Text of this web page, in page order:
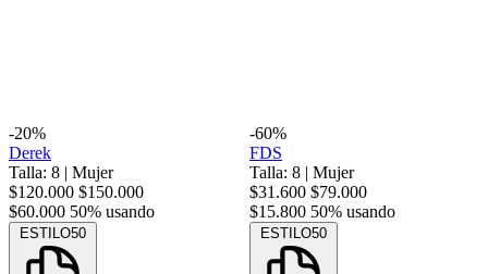
-20%
Derek
Talla: 8 | Mujer
$120.000 $150.000
$60.000 50% usando
ESTILO50
-60%
FDS
Talla: 8 | Mujer
$31.600 $79.000
$15.800 50% usando
ESTILO50